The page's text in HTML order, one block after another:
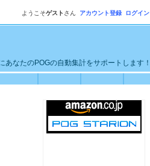
ようこそゲスト さん アカウント登録 ログイン
なたのPOGの自動集計をサポートします！